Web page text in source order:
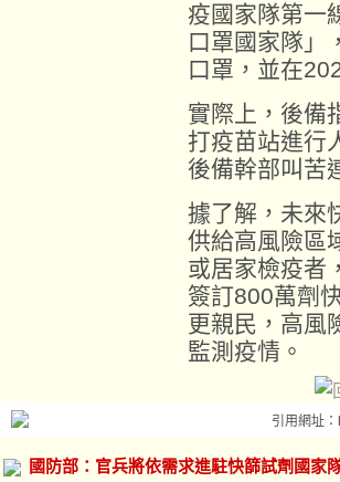
疫國家隊第一
口罩國家隊」
口罩，並在
實際上，後備
打疫苗站進行
後備幹部叫苦
據了解，未來
供給高風險區
或居家檢疫者
簽訂800萬劑
更親民，高風
監測疫情。
引用網址
國防部：官兵將依需求進駐快篩試劑國家